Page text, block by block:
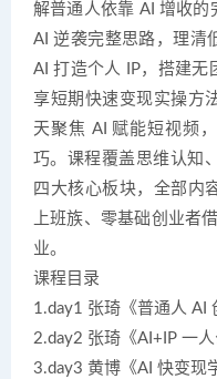
解普通人依靠 AI 增收的
AI 逆袭完整思路，理清
AI 打造个人 IP，搭建无
享短期快速变现实操方
天聚焦 AI 赋能短视频
巧。课程覆盖思维认知
四大核心板块，全部内
上班族、零基础创业者
业。
课程目录
1.day1 张琦《普通人 AI
2.day2 张琦《AI+IP 一
3.day3 黄博《AI 快变现